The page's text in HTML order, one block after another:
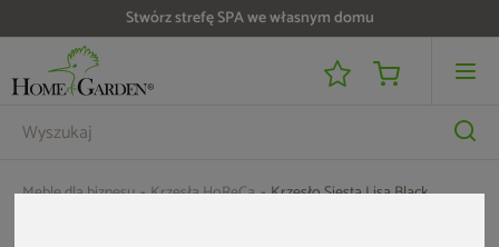
Stwórz strefę SPA we własnym domu
Meble dla biznesu Krzesła HoReCa Krzesło Siesta Lisa Black